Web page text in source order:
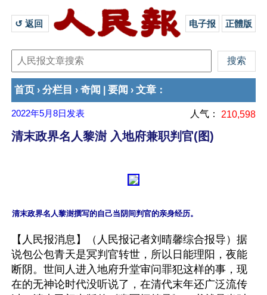
↺ 返回 电子报 正體版
首页 › 分栏目 › 奇闻 要闻 › 文章 ：
2022年5月8日 发表 人气： 210,598
清末政界名人黎澍 入地府兼职判官(图)
【人民报消息】（人民报记者刘晴馨综合报导）据
说包公包青天是冥判官转世，所以日能理阳，夜能
断阴。世间人进入地府升堂审问罪犯这样的事，现
在的无神论时代没听说了，在清代末年还广泛流传